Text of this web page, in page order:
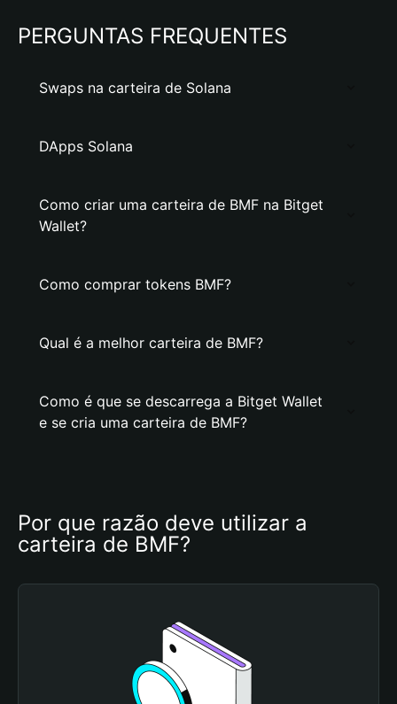
PERGUNTAS FREQUENTES
Swaps na carteira de Solana
DApps Solana
Como criar uma carteira de BMF na Bitget
Wallet?
Como comprar tokens BMF?
Qual é a melhor carteira de BMF?
Como é que se descarrega a Bitget Wallet
e se cria uma carteira de BMF?
Por que razão deve utilizar a
carteira de BMF?